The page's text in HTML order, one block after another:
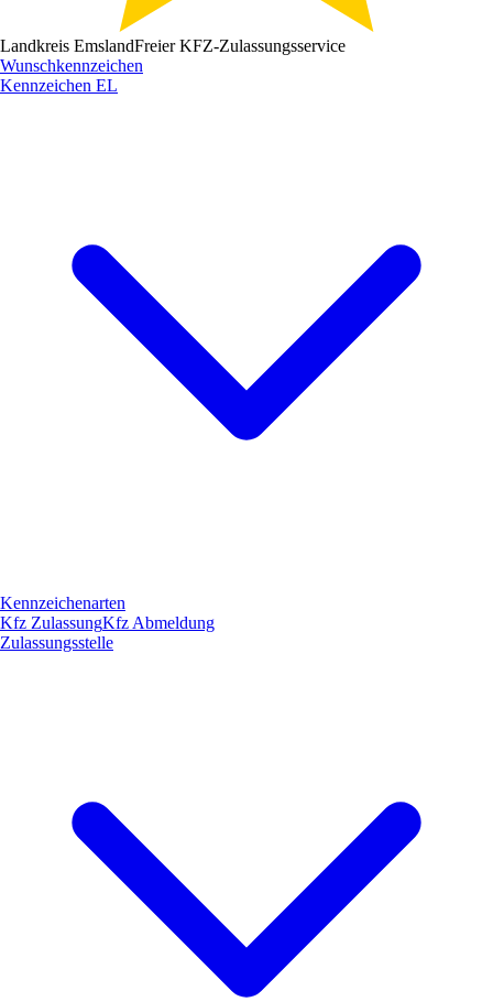
Landkreis EmslandFreier KFZ-Zulassungsservice
Wunschkennzeichen
Kennzeichen EL
Kennzeichenarten
Kfz ZulassungKfz Abmeldung
Zulassungsstelle